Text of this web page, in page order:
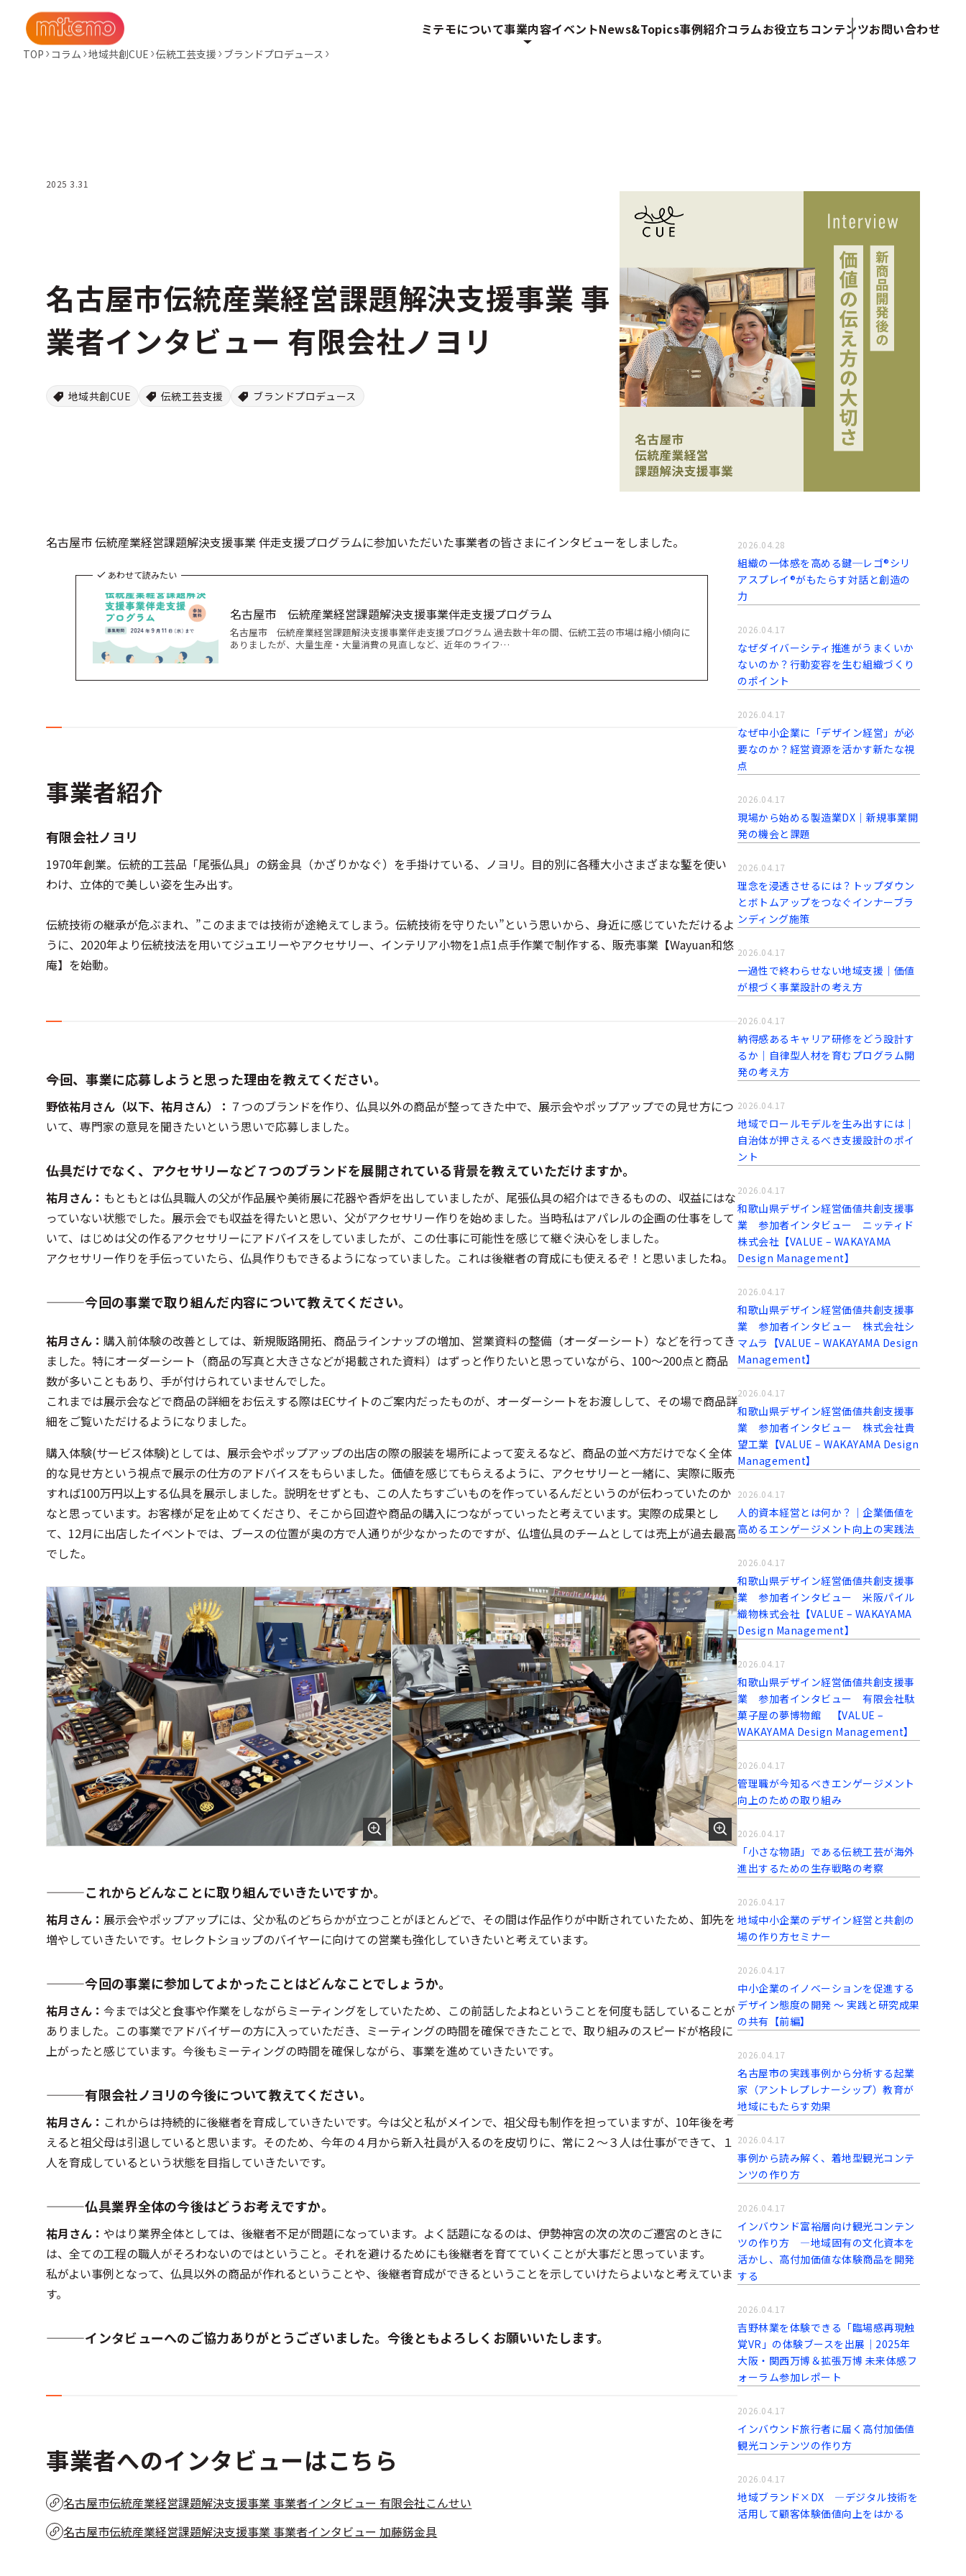
ミテモについて事業内容イベントNews&Topics事例紹介コラムお役立ちコンテンツお問い合わせ
TOP コラム 地域共創CUE 伝統工芸支援 ブランドプロデュース
2025 3.31
名古屋市伝統産業経営課題解決支援事業 事
業者インタビュー 有限会社ノヨリ
地域共創CUE 伝統工芸支援 ブランドプロデュース
名古屋市 伝統産業経営課題解決支援事業 伴走支援プログラムに参加いただいた事業者の皆さまにインタビューをしました。
あわせて読みたい
名古屋市 伝統産業経営課題解決支援事業伴走支援プログラム
名古屋市 伝統産業経営課題解決支援事業伴走支援プログラム 過去数十年の間、伝統工芸の市場は縮小傾向に
ありましたが、大量生産・大量消費の見直しなど、近年のライフ…
事業者紹介
有限会社ノヨリ
1970年創業。伝統的工芸品「尾張仏具」の錺金具（かざりかなぐ）を手掛けている、ノヨリ。目的別に各種大小さまざまな鏨を使い
わけ、立体的で美しい姿を生み出す。
伝統技術の継承が危ぶまれ、”このままでは技術が途絶えてしまう。伝統技術を守りたい”という思いから、身近に感じていただけるよ
うに、2020年より伝統技法を用いてジュエリーやアクセサリー、インテリア小物を1点1点手作業で制作する、販売事業【Wayuan和悠
庵】を始動。
――今回、事業に応募しようと思った理由を教えてください。
野依祐月さん（以下、祐月さん）： ７つのブランドを作り、仏具以外の商品が整ってきた中で、展示会やポップアップでの見せ方につ
いて、専門家の意見を聞きたいという思いで応募しました。
――仏具だけでなく、アクセサリーなど７つのブランドを展開されている背景を教えていただけますか。
祐月さん： もともとは仏具職人の父が作品展や美術展に花器や香炉を出していましたが、尾張仏具の紹介はできるものの、収益にはな
っていない状態でした。展示会でも収益を得たいと思い、父がアクセサリー作りを始めました。当時私はアパレルの企画の仕事をして
いて、はじめは父の作るアクセサリーにアドバイスをしていましたが、この仕事に可能性を感じて継ぐ決心をしました。
アクセサリー作りを手伝っていたら、仏具作りもできるようになっていました。これは後継者の育成にも使えるぞ！と思いましたね。
―――今回の事業で取り組んだ内容について教えてください。
祐月さん： 購入前体験​の改善としては、新規販路開拓、商品ラインナップの増加​、営業資料の整備（オーダーシート）​などを行ってき
ました。特にオーダーシート（商品の写真と大きさなどが掲載された資料）はずっと作りたいと思っていながら、100～200点と商品
数が多いこともあり、手が付けられていませんでした。
これまでは展示会などで商品の詳細をお伝えする際はECサイトのご案内だったものが、オーダーシートをお渡しして、その場で商品詳
細をご覧いただけるようになりました。
購入体験(サービス体験)としては、展示会やポップアップの出店の際の服装を場所によって変えるなど、商品の並べ方だけでなく全体
的な見せ方という視点で展示の仕方のアドバイスをもらいました。価値を感じてもらえるように、アクセサリーと一緒に、実際に販売
すれば100万円以上する仏具を展示しました。説明をせずとも、この人たちすごいものを作っているんだというのが伝わっていたのか
なと思っています。お客様が足を止めてくださり、そこから回遊や商品の購入につながっていったと考えています。実際の成果とし
て、12月に出店したイベントでは、ブースの位置が奥の方で人通りが少なかったのですが、仏壇仏具のチームとしては売上が過去最高
でした。
―――これからどんなことに取り組んでいきたいですか。
祐月さん： 展示会やポップアップには、父か私のどちらかが立つことがほとんどで、その間は作品作りが中断されていたため、卸先を
増やしていきたいです。セレクトショップのバイヤーに向けての営業も強化していきたいと考えています。
―――今回の事業に参加してよかったことはどんなことでしょうか。
祐月さん： 今までは父と食事や作業をしながらミーティングをしていたため、この前話したよねということを何度も話していることが
ありました。この事業でアドバイザーの方に入っていただき、ミーティングの時間を確保できたことで、取り組みのスピードが格段に
上がったと感じています。今後もミーティングの時間を確保しながら、事業を進めていきたいです。
―――有限会社ノヨリの今後について教えてください。
祐月さん： これからは持続的に後継者を育成していきたいです。今は父と私がメインで、祖父母も制作を担っていますが、10年後を考
えると祖父母は引退していると思います。そのため、今年の４月から新入社員が入るのを皮切りに、常に２～３人は仕事ができて、１
人を育成しているという状態を目指していきたいです。
―――仏具業界全体の今後はどうお考えですか。
祐月さん： やはり業界全体としては、後継者不足が問題になっています。よく話題になるのは、伊勢神宮の次の次のご遷宮のときに
は、全ての工程の職人がそろわないのではということ。それを避けるためにも後継者を育てていくことが大事だと思っています。
私がよい事例となって、仏具以外の商品が作れるということや、後継者育成ができるということを示していけたらよいなと考えていま
す。
―――インタビューへのご協力ありがとうございました。今後ともよろしくお願いいたします。
事業者へのインタビューはこちら
名古屋市伝統産業経営課題解決支援事業 事業者インタビュー 有限会社こんせい
名古屋市伝統産業経営課題解決支援事業 事業者インタビュー 加藤錺金具
組織の一体感を高める鍵─レゴ®シリ
アスプレイ®がもたらす対話と創造の
力
2026.04.28
なぜダイバーシティ推進がうまくいか
ないのか？行動変容を生む組織づくり
のポイント
2026.04.17
なぜ中小企業に「デザイン経営」が必
要なのか？経営資源を活かす新たな視
点
2026.04.17
現場から始める製造業DX｜新規事業開
発の機会と課題
2026.04.17
理念を浸透させるには？トップダウン
とボトムアップをつなぐインナーブラ
ンディング施策
2026.04.17
一過性で終わらせない地域支援｜価値
が根づく事業設計の考え方
2026.04.17
納得感あるキャリア研修をどう設計す
るか｜自律型人材を育むプログラム開
発の考え方
2026.04.17
地域でロールモデルを生み出すには｜
自治体が押さえるべき支援設計のポイ
ント
2026.04.17
和歌山県デザイン経営価値共創支援事
業 参加者インタビュー ニッティド
株式会社【VALUE – WAKAYAMA
Design Management】
2026.04.17
和歌山県デザイン経営価値共創支援事
業 参加者インタビュー 株式会社シ
マムラ【VALUE – WAKAYAMA Design
Management】
2026.04.17
和歌山県デザイン経営価値共創支援事
業 参加者インタビュー 株式会社貴
望工業【VALUE – WAKAYAMA Design
Management】
2026.04.17
人的資本経営とは何か？｜企業価値を
高めるエンゲージメント向上の実践法
2026.04.17
和歌山県デザイン経営価値共創支援事
業 参加者インタビュー 米阪パイル
織物株式会社【VALUE – WAKAYAMA
Design Management】
2026.04.17
和歌山県デザイン経営価値共創支援事
業 参加者インタビュー 有限会社駄
菓子屋の夢博物館 【VALUE –
WAKAYAMA Design Management】
2026.04.17
管理職が今知るべきエンゲージメント
向上のための取り組み
2026.04.17
「小さな物語」である伝統工芸が海外
進出するための生存戦略の考察
2026.04.17
地域中小企業のデザイン経営と共創の
場の作り方セミナー
2026.04.17
中小企業のイノベーションを促進する
デザイン態度の開発 〜 実践と研究成果
の共有【前編】
2026.04.17
名古屋市の実践事例から分析する起業
家（アントレプレナーシップ）教育が
地域にもたらす効果
2026.04.17
事例から読み解く、着地型観光コンテ
ンツの作り方
2026.04.17
インバウンド富裕層向け観光コンテン
ツの作り方 ―地域固有の文化資本を
活かし、高付加価値な体験商品を開発
する
2026.04.17
吉野林業を体験できる「臨場感再現触
覚VR」の体験ブースを出展｜2025年
大阪・関西万博＆拡張万博 未来体感フ
ォーラム参加レポート
2026.04.17
インバウンド旅行者に届く高付加価値
観光コンテンツの作り方
2026.04.17
地域ブランド×DX ―デジタル技術を
活用して顧客体験価値向上をはかる
2026.04.17